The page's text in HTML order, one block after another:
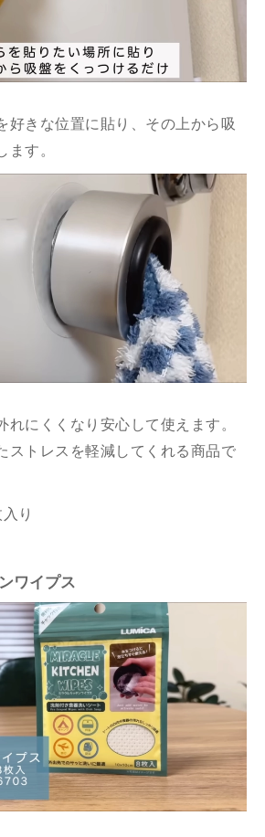
好きな位置に貼り、その上から吸
ます。
れにくくなり安心して使えます。
ストレスを軽減してくれる商品で
入り
ワイプス